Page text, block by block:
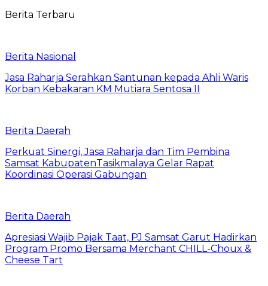
Berita Terbaru
Berita Nasional
Jasa Raharja Serahkan Santunan kepada Ahli Waris
Korban Kebakaran KM Mutiara Sentosa II
Berita Daerah
Perkuat Sinergi, Jasa Raharja dan Tim Pembina
Samsat KabupatenTasikmalaya Gelar Rapat
Koordinasi Operasi Gabungan
Berita Daerah
Apresiasi Wajib Pajak Taat, PJ Samsat Garut Hadirkan
Program Promo Bersama Merchant CHILL-Choux &
Cheese Tart